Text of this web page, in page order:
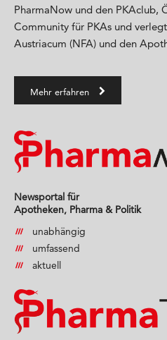
PharmaNow und den PKAclub,
Community für PKAs und
Austriacum (NFA) und den
Mehr erfahren
Newsportal für
Apotheken, Pharma & Politik
unabhängig
umfassend
aktuell